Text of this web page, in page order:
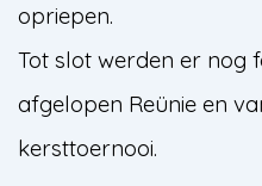
opriepen.
Tot slot werden er nog
afgelopen Reünie en
kersttoernooi.